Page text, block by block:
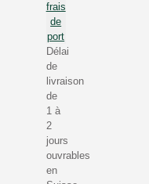
frais
de
port
Délai
de
livraison
de
1 à
2
jours
ouvrables
en